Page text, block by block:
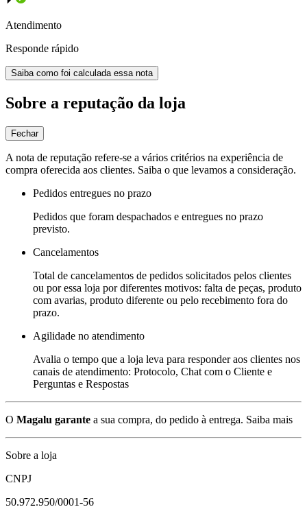
Atendimento
Responde rápido
Saiba como foi calculada essa nota
Sobre a reputação da loja
Fechar
A nota de reputação refere-se a vários critérios na experiência de
compra oferecida aos clientes. Saiba o que levamos a consideração.
Pedidos entregues no prazo
Pedidos que foram despachados e entregues no prazo
previsto.
Cancelamentos
Total de cancelamentos de pedidos solicitados pelos clientes
ou por essa loja por diferentes motivos: falta de peças, produto
com avarias, produto diferente ou pelo recebimento fora do
prazo.
Agilidade no atendimento
Avalia o tempo que a loja leva para responder aos clientes nos
canais de atendimento: Protocolo, Chat com o Cliente e
Perguntas e Respostas
O Magalu garante a sua compra, do pedido à entrega. Saiba mais
Sobre a loja
CNPJ
50.972.950/0001-56